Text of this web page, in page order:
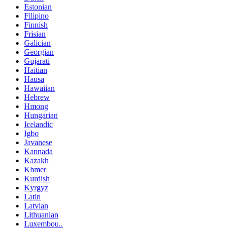
Estonian
Filipino
Finnish
Frisian
Galician
Georgian
Gujarati
Haitian
Hausa
Hawaiian
Hebrew
Hmong
Hungarian
Icelandic
Igbo
Javanese
Kannada
Kazakh
Khmer
Kurdish
Kyrgyz
Latin
Latvian
Lithuanian
Luxembou..